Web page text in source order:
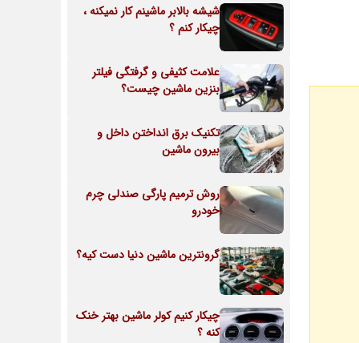
شیشه بالابر ماشینم کار نمیکنه ،
چیکار کنم ؟
علامت کثیفی و گرفتگی فیلتر
بنزین ماشین چیست؟
تکنیک برق انداختن داخل و
بیرون ماشین
روش ترمیم پارگی صندلی چرم
خودرو
گرونترین ماشین دنیا دست کیه؟
چیکار کنیم کولر ماشین بهتر خنک
کنه ؟